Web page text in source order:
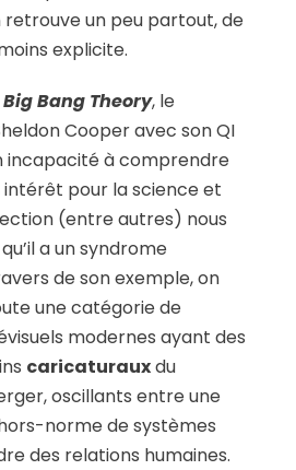
retrouve un peu partout, de
explicite.
Big Bang Theory, le
Cooper avec son QI
incapacité à comprendre
intérêt pour la science et
(entre autres) nous
a un syndrome
de son exemple, on
une catégorie de
modernes ayant des
caricaturauxdu
oscillants entre une
norme de systèmes
des relations humaines.